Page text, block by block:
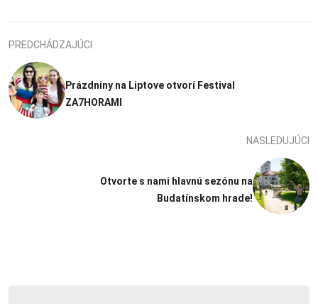
PREDCHÁDZAJÚCI
Prázdniny na Liptove otvorí Festival
ZA7HORAMI
NASLEDUJÚCI
Otvorte s nami hlavnú sezónu na
Budatínskom hrade!